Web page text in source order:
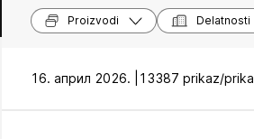
Proizvodi Delatnosti
16. април 2026. | 13387 prikaz/